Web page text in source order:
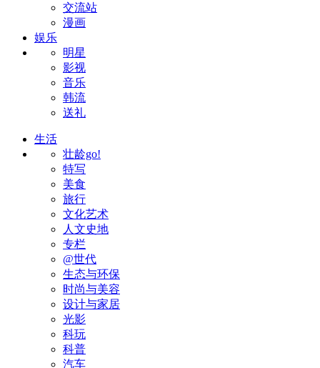
交流站
漫画
娱乐
明星
影视
音乐
韩流
送礼
生活
壮龄go!
特写
美食
旅行
文化艺术
人文史地
专栏
@世代
生态与环保
时尚与美容
设计与家居
光影
科玩
科普
汽车